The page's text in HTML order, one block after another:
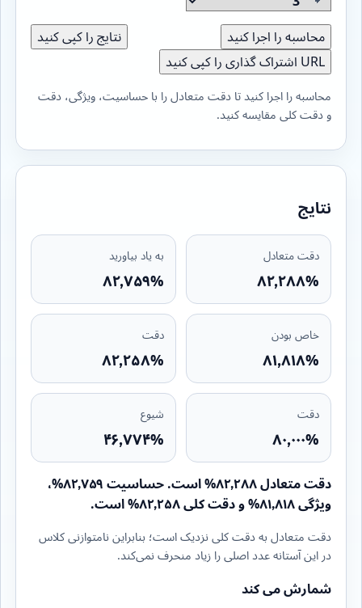
محاسبه را اجرا کنید
نتایج را کپی کنید
URL اشتراک گذاری را کپی کنید
محاسبه را اجرا کنید تا دقت متعادل را با حساسیت، ویژگی، دقت
و دقت کلی مقایسه کنید.
نتایج
دقت متعادل
۸۲٫۲۸۸%
به یاد بیاورید
۸۲٫۷۵۹%
خاص بودن
۸۱٫۸۱۸%
دقت
۸۲٫۲۵۸%
دقت
۸۰٫۰۰۰%
شیوع
۴۶٫۷۷۴%
دقت متعادل ۸۲٫۲۸۸% است. حساسیت ۸۲٫۷۵۹%،
ویژگی ۸۱٫۸۱۸% و دقت کلی ۸۲٫۲۵۸% است.
دقت متعادل به دقت کلی نزدیک است؛ بنابراین نامتوازنی کلاس
در این آستانه عدد اصلی را زیاد منحرف نمی‌کند.
شمارش می کند